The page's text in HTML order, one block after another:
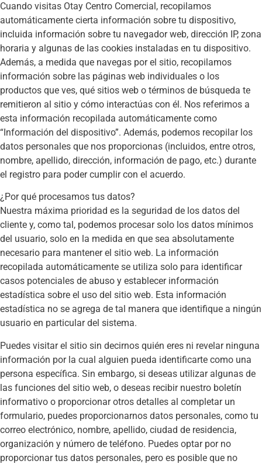
Cuando visitas Otay Centro Comercial, recopilamos
automáticamente cierta información sobre tu dispositivo,
incluida información sobre tu navegador web, dirección IP, zona
horaria y algunas de las cookies instaladas en tu dispositivo.
Además, a medida que navegas por el sitio, recopilamos
información sobre las páginas web individuales o los
productos que ves, qué sitios web o términos de búsqueda te
remitieron al sitio y cómo interactúas con él. Nos referimos a
esta información recopilada automáticamente como
“Información del dispositivo”. Además, podemos recopilar los
datos personales que nos proporcionas (incluidos, entre otros,
nombre, apellido, dirección, información de pago, etc.) durante
el registro para poder cumplir con el acuerdo.
¿Por qué procesamos tus datos?
Nuestra máxima prioridad es la seguridad de los datos del
cliente y, como tal, podemos procesar solo los datos mínimos
del usuario, solo en la medida en que sea absolutamente
necesario para mantener el sitio web. La información
recopilada automáticamente se utiliza solo para identificar
casos potenciales de abuso y establecer información
estadística sobre el uso del sitio web. Esta información
estadística no se agrega de tal manera que identifique a ningún
usuario en particular del sistema.
Puedes visitar el sitio sin decirnos quién eres ni revelar ninguna
información por la cual alguien pueda identificarte como una
persona específica. Sin embargo, si deseas utilizar algunas de
las funciones del sitio web, o deseas recibir nuestro boletín
informativo o proporcionar otros detalles al completar un
formulario, puedes proporcionarnos datos personales, como tu
correo electrónico, nombre, apellido, ciudad de residencia,
organización y número de teléfono. Puedes optar por no
proporcionar tus datos personales, pero es posible que no